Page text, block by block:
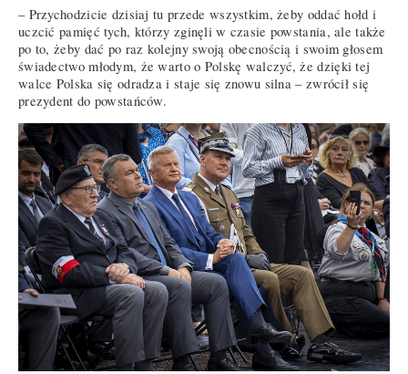
– Przychodzicie dzisiaj tu przede wszystkim, żeby oddać hołd i
uczcić pamięć tych, którzy zginęli w czasie powstania, ale także
po to, żeby dać po raz kolejny swoją obecnością i swoim głosem
świadectwo młodym, że warto o Polskę walczyć, że dzięki tej
walce Polska się odradza i staje się znowu silna – zwrócił się
prezydent do powstańców.